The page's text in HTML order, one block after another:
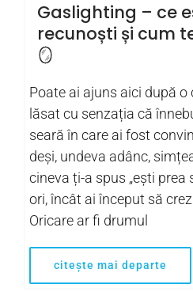
Gaslighting – ce
recunoști și cum
🪞
Poate ai ajuns aici după o
lăsat cu senzația că
seară în care ai fost
deși, undeva adânc,
cineva ți-a spus „ești prea
ori, încât ai început să
Oricare ar fi drumul
citește mai departe